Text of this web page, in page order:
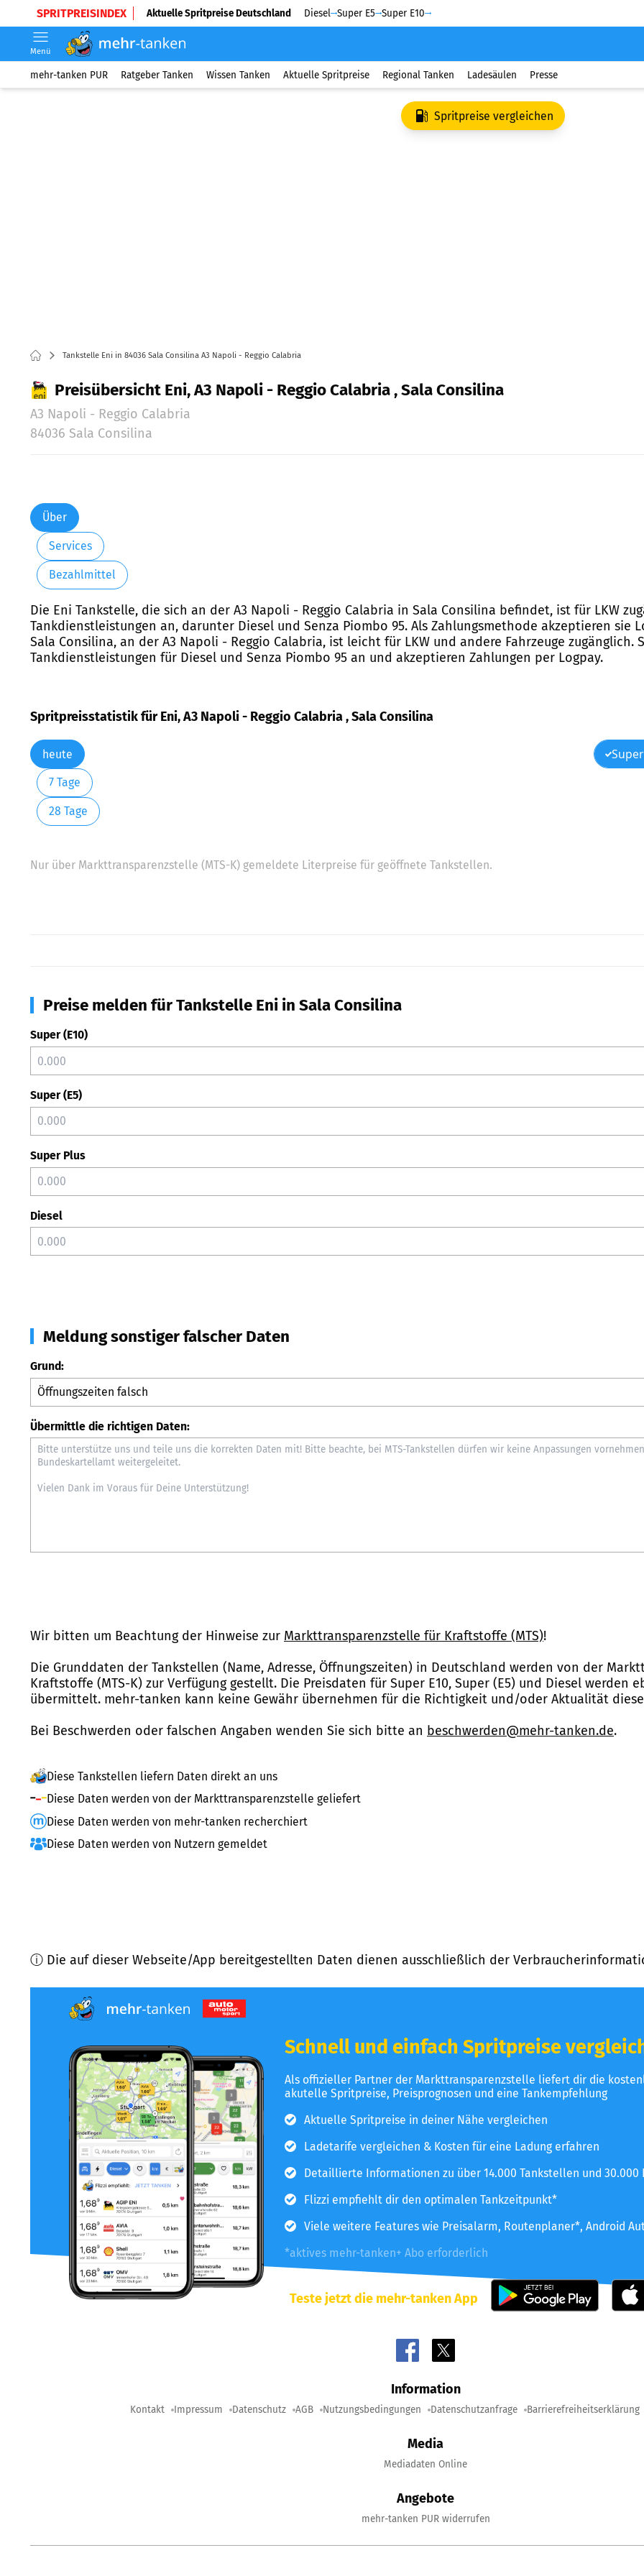
SPRITPREISINDEX Aktuelle Spritpreise Deutschland Diesel Super E5 Super E10
Menü
mehr-tanken PUR Ratgeber Tanken Wissen Tanken Aktuelle Spritpreise Regional Tanken Ladesäulen Presse
Spritpreise vergleichen
Tankstelle Eni in 84036 Sala Consilina A3 Napoli - Reggio Calabria
Preisübersicht Eni, A3 Napoli - Reggio Calabria , Sala Consilina
A3 Napoli - Reggio Calabria
84036 Sala Consilina
Über
Services
Bezahlmittel
Die Eni Tankstelle, die sich an der A3 Napoli - Reggio Calabria in Sala Consilina befindet, ist für LKW
Tankdienstleistungen an, darunter Diesel und Senza Piombo 95. Als Zahlungsmethode akzeptieren sie
Sala Consilina, an der A3 Napoli - Reggio Calabria, ist leicht für LKW und andere Fahrzeuge zugänglich.
Tankdienstleistungen für Diesel und Senza Piombo 95 an und akzeptieren Zahlungen per Logpay.
Spritpreisstatistik für Eni, A3 Napoli - Reggio Calabria , Sala Consilina
heute
7 Tage
28 Tage
Nur über Markttransparenzstelle (MTS-K) gemeldete Literpreise für geöffnete Tankstellen.
Preise melden für Tankstelle Eni in Sala Consilina
Super (E10)
Super (E5)
Super Plus
Diesel
Meldung sonstiger falscher Daten
Grund:
Übermittle die richtigen Daten:
Wir bitten um Beachtung der Hinweise zur Markttransparenzstelle für Kraftstoffe (MTS)!
Die Grunddaten der Tankstellen (Name, Adresse, Öffnungszeiten) in Deutschland werden von der
Kraftstoffe (MTS-K) zur Verfügung gestellt. Die Preisdaten für Super E10, Super (E5) und Diesel werden
übermittelt. mehr-tanken kann keine Gewähr übernehmen für die Richtigkeit und/oder Aktualität
Bei Beschwerden oder falschen Angaben wenden Sie sich bitte an beschwerden@mehr-tanken.de.
Diese Tankstellen liefern Daten direkt an uns
Diese Daten werden von der Markttransparenzstelle geliefert
Diese Daten werden von mehr-tanken recherchiert
Diese Daten werden von Nutzern gemeldet
ⓘ Die auf dieser Webseite/App bereitgestellten Daten dienen ausschließlich der
Schnell und einfach Spritpreise
Als offizieller Partner der Markttransparenzstelle liefert dir die
akutelle Spritpreise, Preisprognosen und eine Tankempfehlung
Aktuelle Spritpreise in deiner Nähe vergleichen
Ladetarife vergleichen & Kosten für eine Ladung erfahren
Detaillierte Informationen zu über 14.000 Tankstellen und 30.000
Flizzi empfiehlt dir den optimalen Tankzeitpunkt*
Viele weitere Features wie Preisalarm, Routenplaner*, Android
*aktives mehr-tanken+ Abo erforderlich
Teste jetzt die mehr-tanken App
Information
Kontakt Impressum Datenschutz AGB Nutzungsbedingungen Datenschutzanfrage Barrierefreiheitserklärung
Media
Mediadaten Online
Angebote
mehr-tanken PUR widerrufen